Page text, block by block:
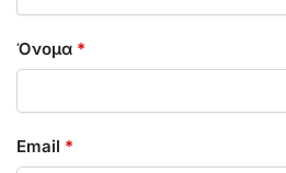
Όνομα *
Email *